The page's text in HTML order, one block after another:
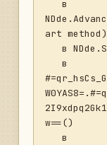
art method)
w==()